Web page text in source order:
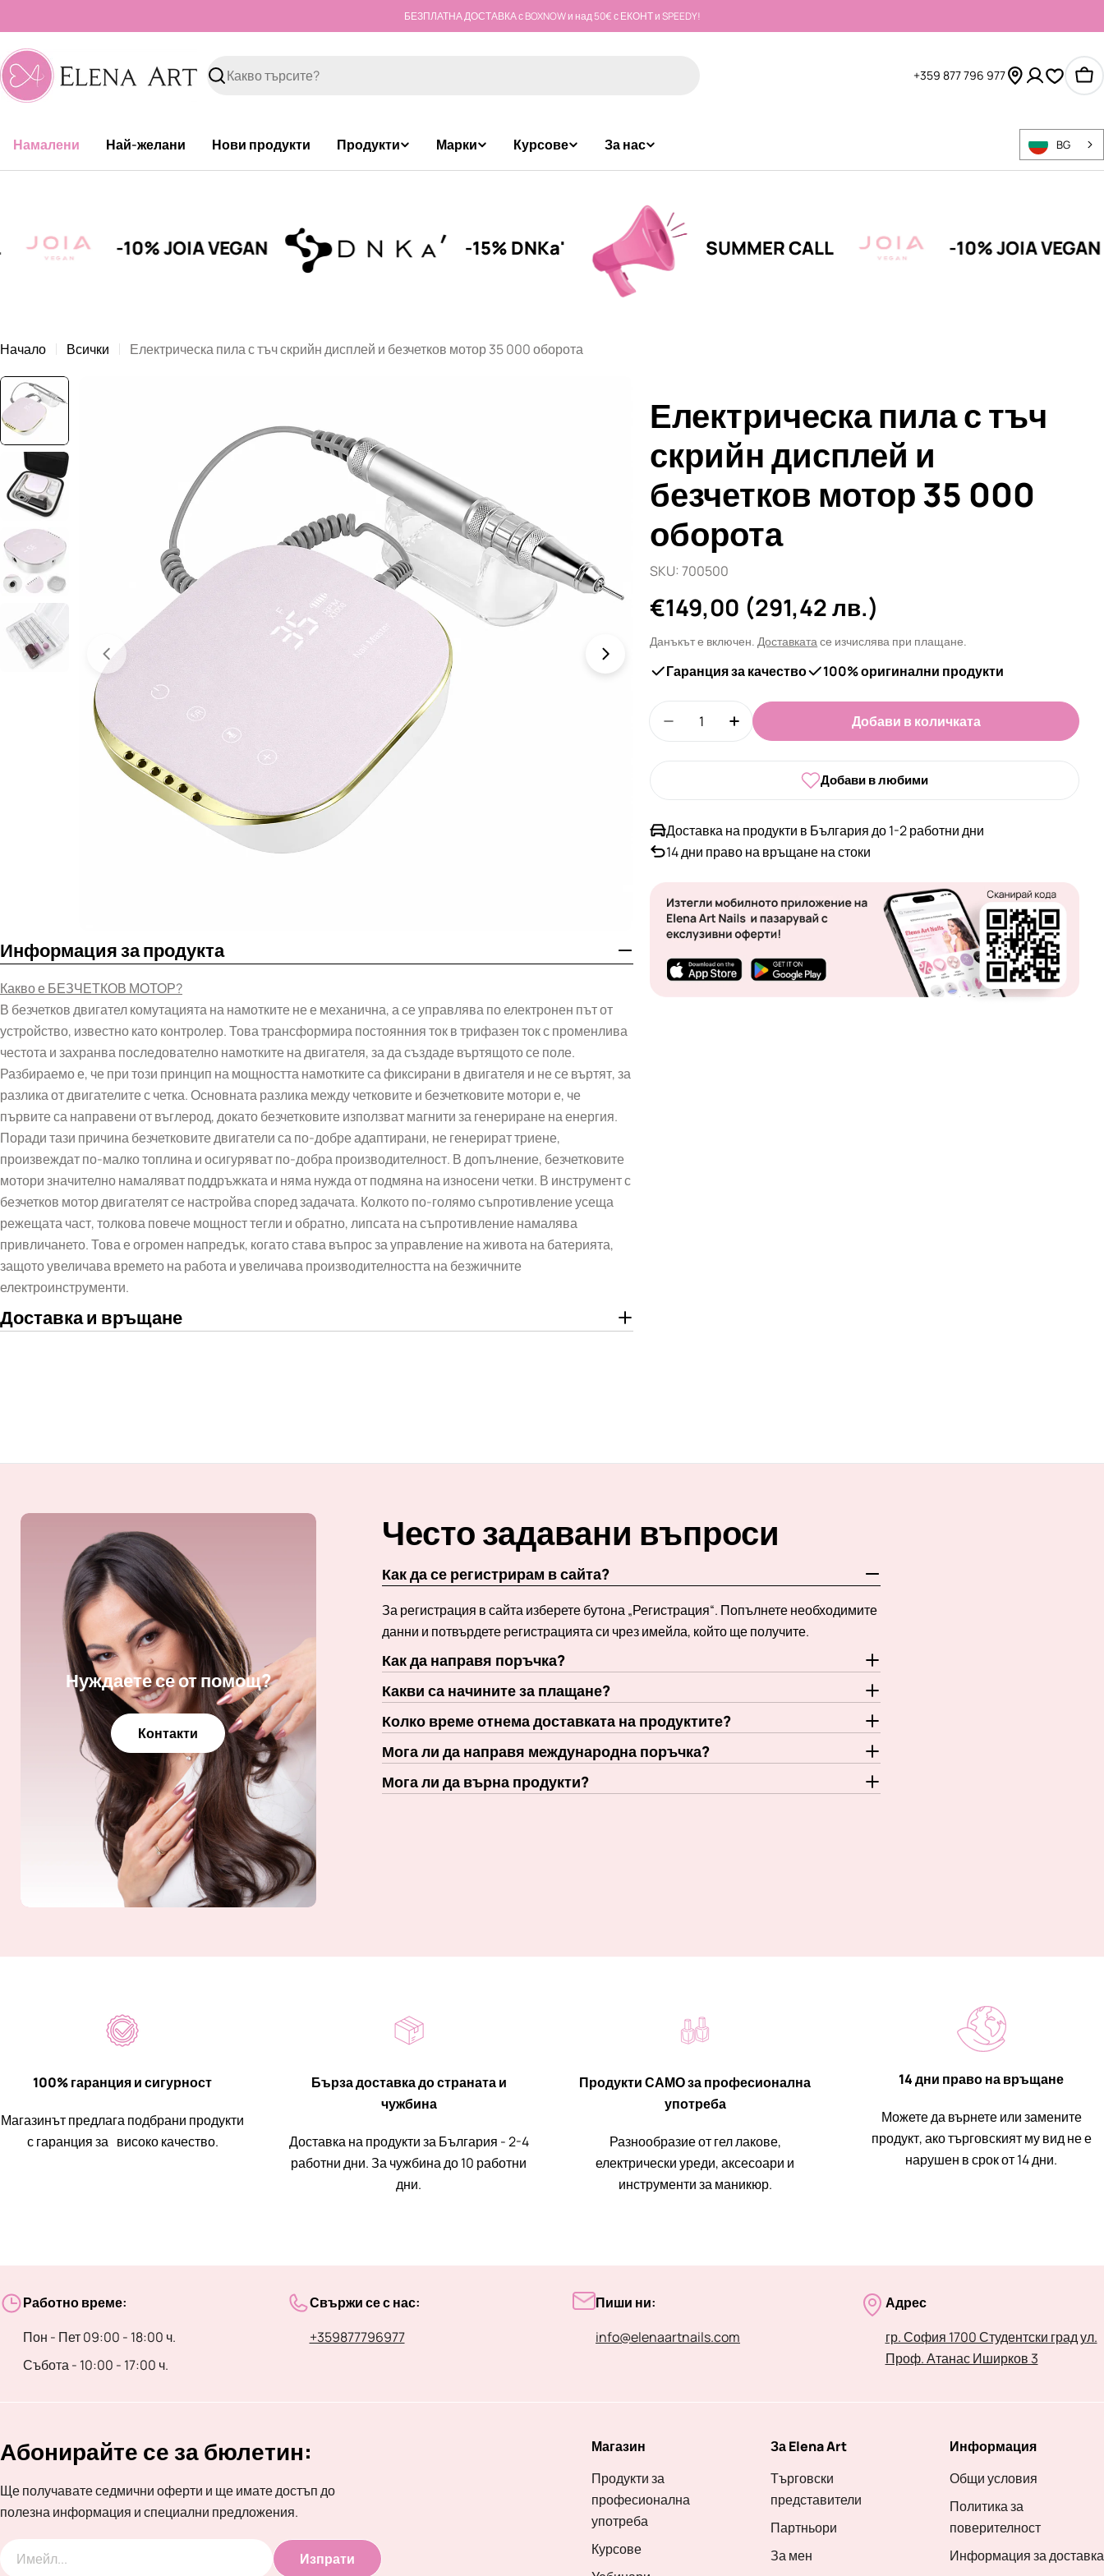
съдържанието
БЕЗПЛАТНА ДОСТАВКА с BOXNOW и над 50€ с ЕКОНТ и SPEEDY!
Търсене
+359 877 796 977
Намалени Най-желани Нови продукти Продукти Марки Курсове За нас BG
-10% JOIA VEGAN -15% DNKa' SUMMER CALL -10% JOIA VEGAN
Начало Всички Електрическа пила с тъч скрийн дисплей и безчетков мотор 35 000 оборота
Отвори медия 0 в прозорец Отвори медия 1 в прозорец
Информация за продукта
Какво е БЕЗЧЕТКОВ МОТОР?
В безчетков двигател комутацията на намотките не е механична, а се управлява по електронен път от
устройство, известно като контролер. Това трансформира постоянния ток в трифазен ток с променлива
честота и захранва последователно намотките на двигателя, за да създаде въртящото се поле.
Разбираемо е, че при този принцип на мощността намотките са фиксирани в двигателя и не се въртят, за
разлика от двигателите с четка. Основната разлика между четковите и безчетковите мотори е, че
първите са направени от въглерод, докато безчетковите използват магнити за генериране на енергия.
Поради тази причина безчетковите двигатели са по-добре адаптирани, не генерират триене,
произвеждат по-малко топлина и осигуряват по-добра производителност. В допълнение, безчетковите
мотори значително намаляват поддръжката и няма нужда от подмяна на износени четки. В инструмент с
безчетков мотор двигателят се настройва според задачата. Колкото по-голямо съпротивление усеща
режещата част, толкова повече мощност тегли и обратно, липсата на съпротивление намалява
привличането. Това е огромен напредък, когато става въпрос за управление на живота на батерията,
защото увеличава времето на работа и увеличава производителността на безжичните
електроинструменти.
Доставка и връщане
Електрическа пила с тъч
скрийн дисплей и
безчетков мотор 35 000
оборота
SKU: 700500
Редовна
цена
€149,00 (291,42 лв.)
Данъкът е включен.Доставкатасе изчислява при плащане.
Гаранция за качество 100% оригинални продукти
Намали количеството за Електрическа пила с тъч скрийн
Увеличи количеството за Електрическа пила с
Добави в количката
Добави в любими
Доставка на продукти в България до 1-2 работни дни
14 дни право на връщане на стоки
Нуждаете се от помощ?
Контакти
Често задавани въпроси
Как да се регистрирам в сайта?
За регистрация в сайта изберете бутона „Регистрация“. Попълнете необходимите
данни и потвърдете регистрацията си чрез имейла, който ще получите.
Как да направя поръчка?
Какви са начините за плащане?
Колко време отнема доставката на продуктите?
Мога ли да направя международна поръчка?
Мога ли да върна продукти?
100% гаранция и сигурност
Магазинът предлага подбрани продукти
с гаранция за високо качество.
Бърза доставка до страната и
чужбина
Доставка на продукти за България - 2-4
работни дни. За чужбина до 10 работни
дни.
Продукти САМО за професионална
употреба
Разнообразие от гел лакове,
електрически уреди, аксесоари и
инструменти за маникюр.
14 дни право на връщане
Можете да върнете или замените
продукт, ако търговският му вид не е
нарушен в срок от 14 дни.
Работно време:
Пон - Пет 09:00 - 18:00 ч.
Събота - 10:00 - 17:00 ч.
Свържи се с нас:
+359877796977
Пиши ни:
info@elenaartnails.com
Адрес
гр. София 1700 Студентски град ул.
Проф. Атанас Иширков 3
Абонирайте се за бюлетин:
Ще получавате седмични оферти и ще имате достъп до
полезна информация и специални предложения.
Изпрати
Магазин
Продукти за
професионална
употреба
Курсове
За Elena Art
Търговски
представители
Партньори
За мен
Информация
Общи условия
Политика за
поверителност
Информация за доставка